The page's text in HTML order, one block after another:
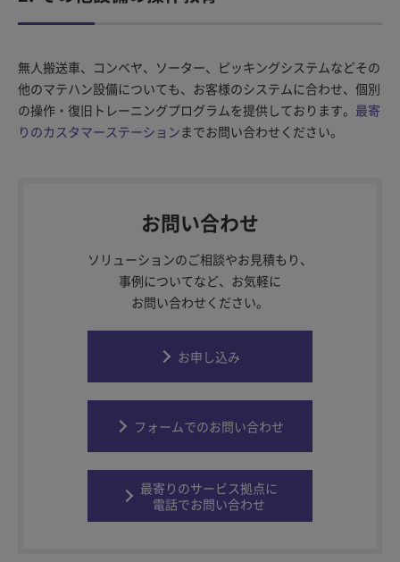
無人搬送車、コンベヤ、ソーター、ピッキングシステムなどその
他のマテハン設備についても、お客様のシステムに合わせ、個別
の操作・復旧トレーニングプログラムを提供しております。 最寄
りのカスタマーステーションまでお問い合わせください。
お問い合わせ
ソリューションのご相談やお見積もり、
事例についてなど、お気軽に
お問い合わせください。
お申し込み
フォームでのお問い合わせ
最寄りのサービス拠点に
電話でお問い合わせ